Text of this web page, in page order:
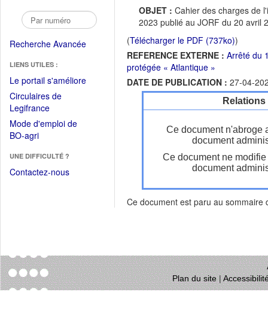
Recherche Avancée
LIENS UTILES :
Le portail s'améliore(Fichier
Circulaires de
Legifrance(Ouvrir
dans
une
fenêtre)
Mode d'emploi de
BO-agri(Ouvrir
une
nouvelle
UNE DIFFICULTÉ ?
Contactez-nous
OBJET : Cahier des charges de
2023 publié au JORF du 20 avril
(Télécharger le PDF (737ko))
REFERENCE EXTERNE : Arrêté du
protégée « Atlantique »
DATE DE PUBLICATION : 27-04-
Ce document n'abroge
document
Ce document ne
document
Ce document est paru au sommaire
Plan du site|